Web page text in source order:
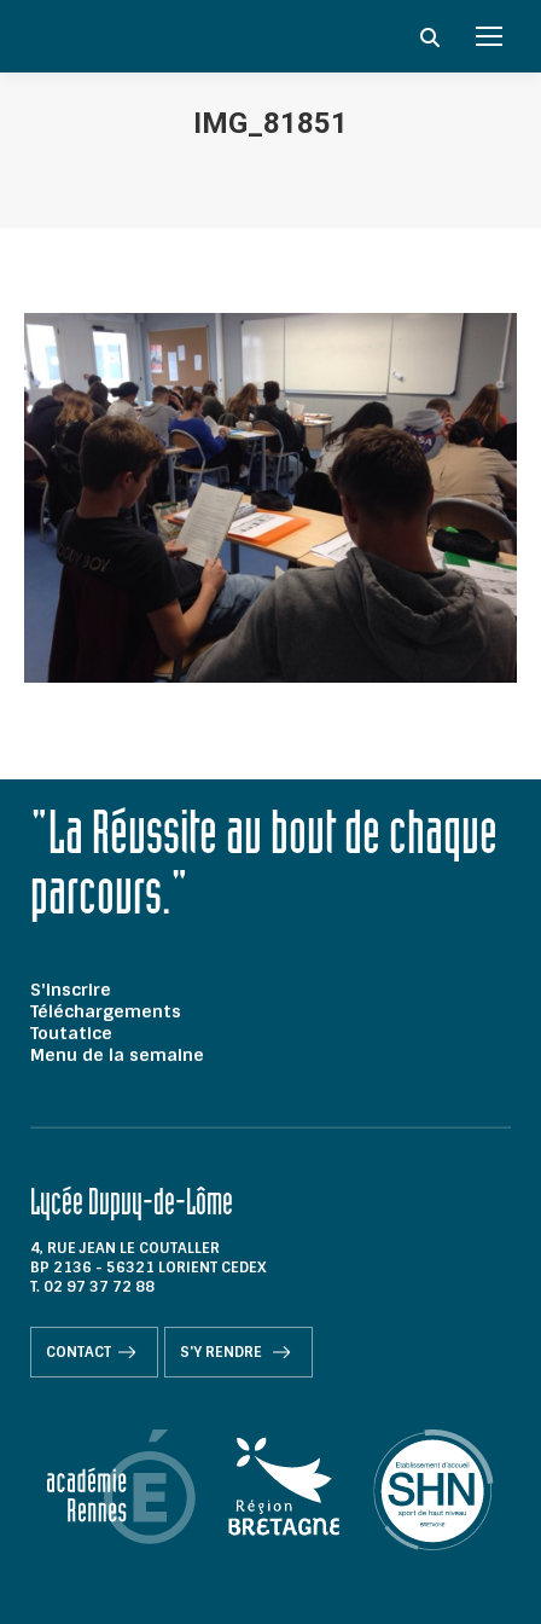
Search:
IMG_81851
"La Réussite au bout de chaque
parcours."
S'inscrire
Téléchargements
Toutatice
Menu de la semaine
Lycée Dupuy-de-Lôme
4, RUE JEAN LE COUTALLER
BP 2136 - 56321 LORIENT CEDEX
T. 02 97 37 72 88
CONTACT S'Y RENDRE